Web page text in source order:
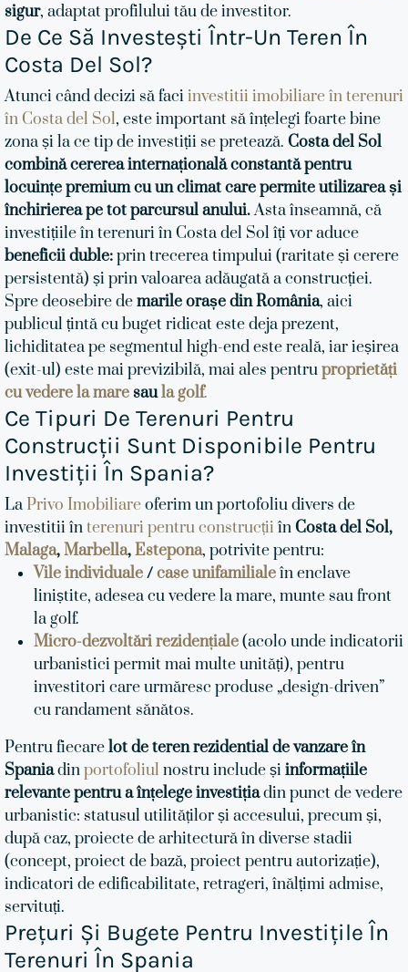
sigur, adaptat profilului tău de investitor.
De Ce Să Investești Într-Un Teren În
Costa Del Sol?
Atunci când decizi să faciinvestitii imobiliare în terenuri
în Costa del Sol, este important să înțelegi foarte bine
zona și la ce tip de investiții se pretează. Costa del Sol
combină cererea internațională constantă pentru
locuințe premium cu un climat care permite utilizarea și
închirierea pe tot parcursul anului.Asta înseamnă, că
investițiile în terenuri în Costa del Sol îți vor aduce
beneficii duble:prin trecerea timpului (raritate și cerere
persistentă) și prin valoarea adăugată a construcției.
Spre deosebire demarile orașe din România, ​​aici
publicul țintă cu buget ridicat este deja prezent,
lichiditatea pe segmentul high-end este reală, iar ieșirea
(exit-ul) este mai previzibilă, mai ales pentruproprietăți
cu vedere la maresaula golf.
Ce Tipuri De Terenuri Pentru
Construcții Sunt Disponibile Pentru
Investiții În Spania?
La Privo Imobiliareoferim un portofoliu divers de
investitii înterenuri pentru construcții înCosta del Sol,
Malaga,Marbella,Estepona, potrivite pentru:
Vile individuale/case unifamilialeîn enclave
liniștite, adesea cu vedere la mare, munte sau front
la golf.
Micro-dezvoltări rezidențiale(acolo unde indicatorii
urbanistici permit mai multe unități), pentru
investitori care urmăresc produse „design-driven”
cu randament sănătos.
Pentru fiecarelot de teren rezidential de vanzare în
Spaniadinportofoliul nostru include șiinformațiile
relevante pentru a înțelege investițiadin punct de vedere
urbanistic: statusul utilităților și accesului, precum și,
după caz, proiecte de arhitectură în diverse stadii
(concept, proiect de bază, proiect pentru autorizație),
indicatori de edificabilitate, retrageri, înălțimi admise,
servituți.
Prețuri Și Bugete Pentru Investițile În
Terenuri În Spania